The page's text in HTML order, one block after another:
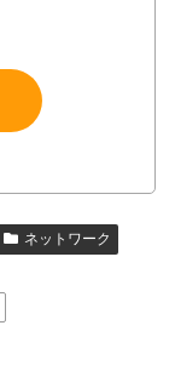
ネットワーク